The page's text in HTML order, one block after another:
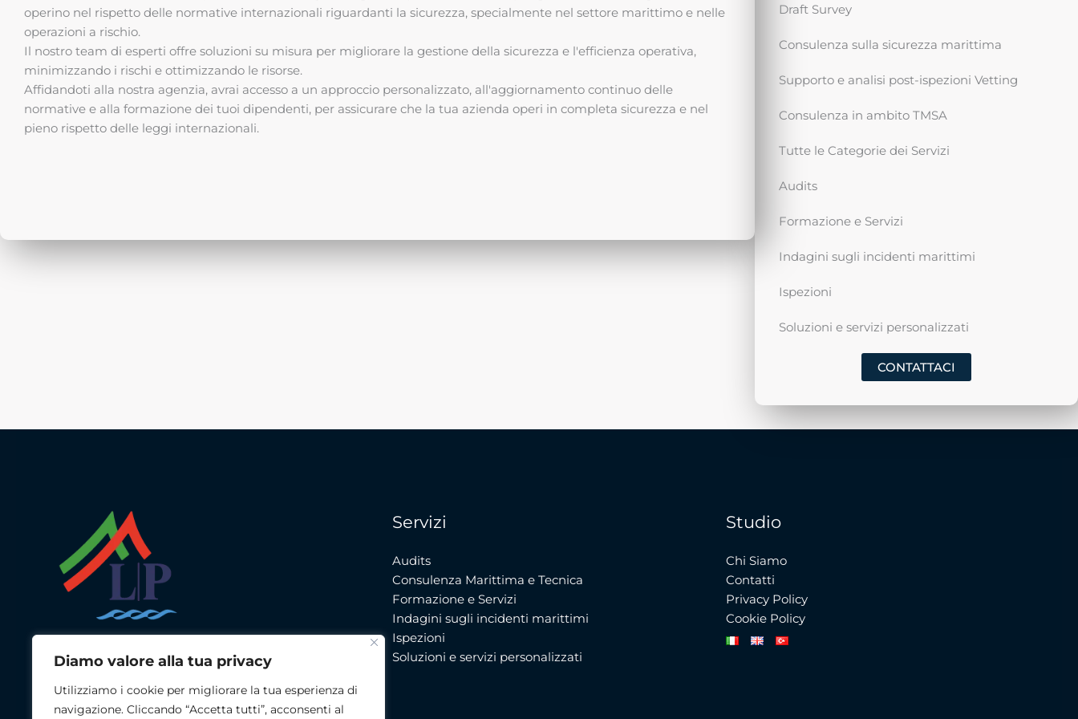
Diamo valore alla tua privacy
Utilizziamo i cookie per migliorare la tua esperienza di
navigazione. Cliccando “Accetta tutti”, acconsenti al
operino nel rispetto delle normative internazionali riguardanti la sicurezza, specialmente nel settore marittimo e nelle
operazioni a rischio.
Il nostro team di esperti offre soluzioni su misura per migliorare la gestione della sicurezza e l'efficienza operativa,
minimizzando i rischi e ottimizzando le risorse.
Affidandoti alla nostra agenzia, avrai accesso a un approccio personalizzato, all'aggiornamento continuo delle
normative e alla formazione dei tuoi dipendenti, per assicurare che la tua azienda operi in completa sicurezza e nel
pieno rispetto delle leggi internazionali.
Draft Survey
Consulenza sulla sicurezza marittima
Supporto e analisi post-ispezioni Vetting
Consulenza in ambito TMSA
Tutte le Categorie dei Servizi
Audits
Formazione e Servizi
Indagini sugli incidenti marittimi
Ispezioni
Soluzioni e servizi personalizzati
CONTATTACI
LP Studio Tecnico Navale
Servizi
Audits
Consulenza Marittima e Tecnica
Formazione e Servizi
Indagini sugli incidenti marittimi
Ispezioni
Soluzioni e servizi personalizzati
Studio
Chi Siamo
Contatti
Privacy Policy
Cookie Policy